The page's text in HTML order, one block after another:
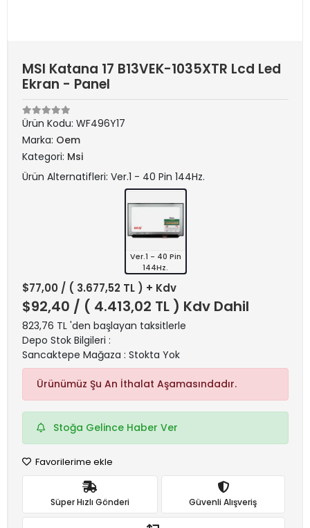
MSI Katana 17 B13VEK-1035XTR Lcd Led
Ekran - Panel
Ürün Kodu: WF496Y17
Marka: Oem
Kategori: Msi
Ürün Alternatifleri: Ver.1 - 40 Pin 144Hz.
Ver.1 - 40 Pin
144Hz.
$77,00 / ( 3.677,52 TL ) + Kdv
$92,40 / ( 4.413,02 TL ) Kdv Dahil
823,76 TL 'den başlayan taksitlerle
Depo Stok Bilgileri :
Sancaktepe Mağaza : Stokta Yok
Ürünümüz Şu An İthalat Aşamasındadır.
Stoğa Gelince Haber Ver
Favorilerime ekle
Süper Hızlı Gönderi Güvenli Alışveriş